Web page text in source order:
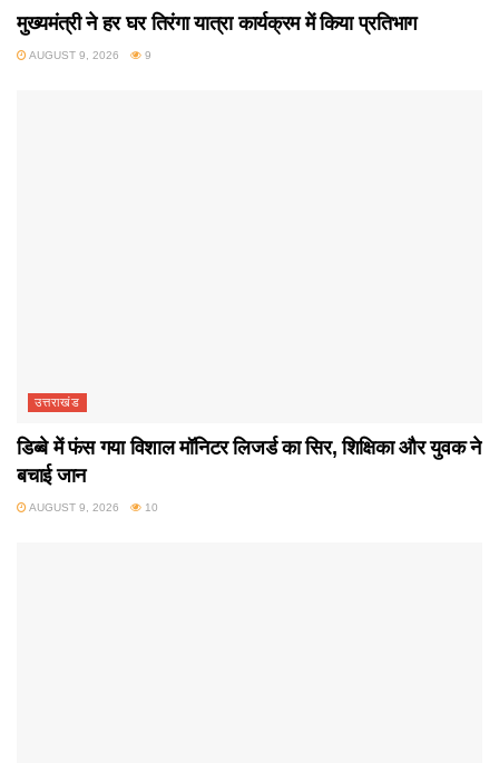
मुख्यमंत्री ने हर घर तिरंगा यात्रा कार्यक्रम में किया प्रतिभाग
AUGUST 9, 2026 9
उत्तराखंड
डिब्बे में फंस गया विशाल मॉनिटर लिजर्ड का सिर, शिक्षिका और युवक ने
बचाई जान
AUGUST 9, 2026 10